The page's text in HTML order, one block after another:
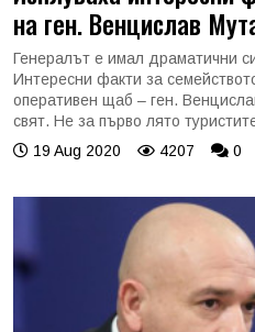
на ген. Венцислав
Генералът е имал драматични
Интересни факти за
оперативен щаб – ген.
свят. Не за първо лято
19 Aug 2020
4207 0